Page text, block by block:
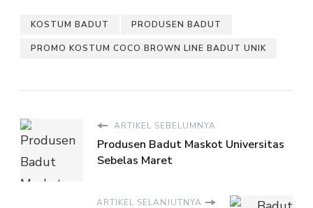
KOSTUM BADUT PRODUSEN BADUT
PROMO KOSTUM COCO BROWN LINE BADUT UNIK
ARTIKEL SEBELUMNYA
Produsen Badut Maskot Universitas
Sebelas Maret
ARTIKEL SELANJUTNYA